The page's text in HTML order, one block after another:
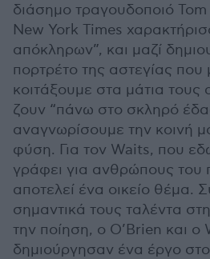
διάσημο τραγουδοποιό Tom
New York Times
απόκληρων”, και μαζί
πορτρέτο της αστεγίας που
κοιτάξουμε στα μάτια
ζουν “πάνω στο σκληρό
αναγνωρίσουμε την κοινή
φύση. Για τον Waits, που
γράφει για ανθρώπους του
αποτελεί ένα οικείο θέμα.
σημαντικά τους ταλέντα
την ποίηση, ο O’Brien και ο
δημιούργησαν ένα έργο